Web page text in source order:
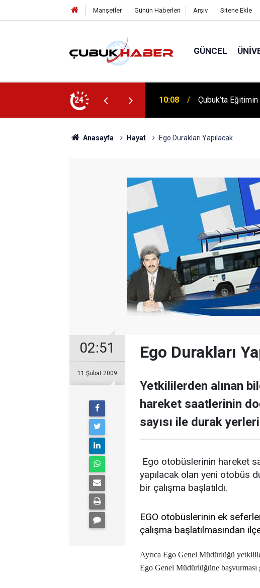
Manşetler Günün Haberleri Arşiv Sitene Ekle
GÜNCEL
24 12:06 ÇUBUK’TA
Anasayfa Hayat Ego Durakları Yapılacak
02:51
11 Şubat 2009
Ego Durakları
Yetkililerden alınan
hareket saatlerinin
sayısı ile durak
Ego otobüslerinin hareket
yapılacak olan yeni otobüs
bir çalışma başlatıldı.
EGO otobüslerinin ek
çalışma başlatılmasından
Ayrıca Ego Genel Müdürlüğü
Ego Genel Müdürlüğüne